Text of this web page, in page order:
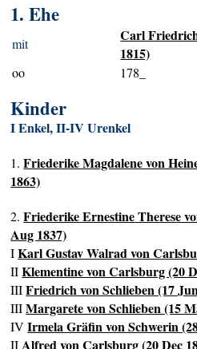
1. Ehe
mit
Carl
1815)
oo 178_
Kinder
I Enkel, II-IV Urenkel
1.Friederike Magdalene von
1863)
2.Friederike Ernestine Therese
Aug 1837)
IKarl Gustav Walrad von
IIKlementine von Carlsburg (20
IIIFriedrich von Schlieben (17
IIIMargarete von Schlieben (15
IVIrmela Gräfin von Schwerin
IIAlfred von Carlsburg (20 Dec